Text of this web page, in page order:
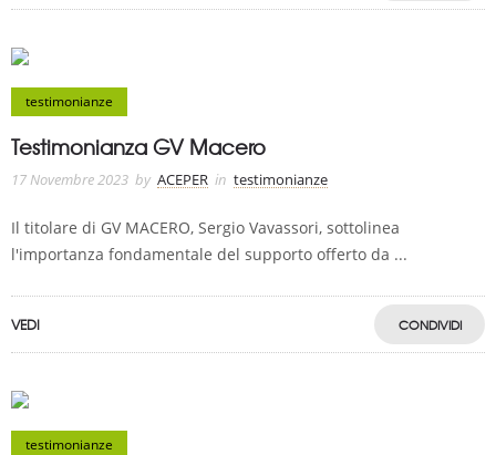
testimonianze
Testimonianza GV Macero
17 Novembre 2023 by ACEPER in testimonianze
Il titolare di GV MACERO, Sergio Vavassori, sottolinea
l'importanza fondamentale del supporto offerto da ...
VEDI CONDIVIDI
testimonianze